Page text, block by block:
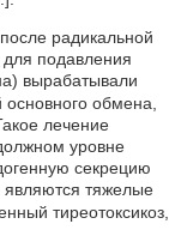
радикальной
подавления
вырабатывали
обмена,
лечение
уровне
секрецию
являются тяжелые
тиреотоксикоз,